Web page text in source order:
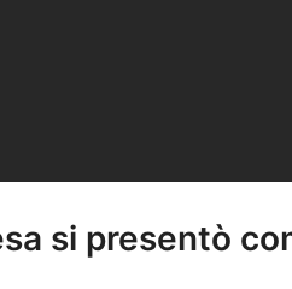
si presentò